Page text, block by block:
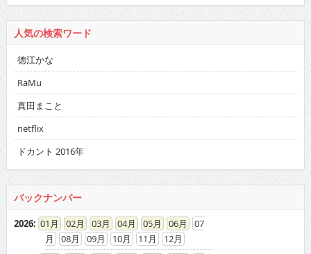
人気の検索ワード
徳江かな
RaMu
真田まこと
netflix
ドカント 2016年
バックナンバー
2026: 01 02 03 04 05 06
07
08
09 10 11 12